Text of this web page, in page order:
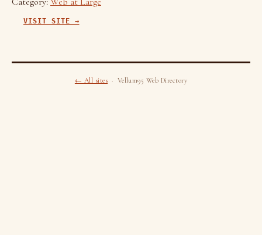
VISIT SITE →
← All sites · Vellum95 Web Directory